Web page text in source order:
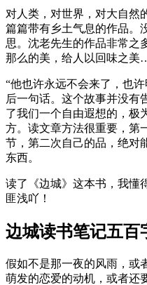
对人类，对世界，对大自然
篇篇带有乡土气息的作品。
思。沈老先生的作品非常之
那么的美，给人以回味之
“他也许永远不会来了，也
后一句话。这个故事并没有
了我们一个自由遐想的，极
方。读文章方法很重要，第
节，第二次自己的品，绝对
东西。
读了《边城》这本书，我懂
匪浅吖！
边城读书笔记五百
假如不是那一夜的风雨，或
萌发的恋爱的动机，或者还